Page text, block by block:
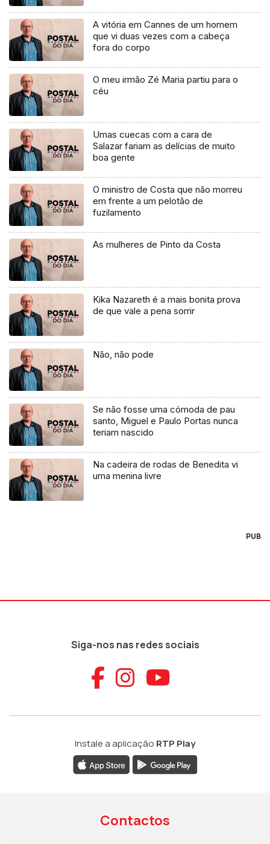
A vitória em Cannes de um homem
que vi duas vezes com a cabeça
fora do corpo
O meu irmão Zé Maria partiu para o
céu
Umas cuecas com a cara de
Salazar fariam as delícias de muito
boa gente
O ministro de Costa que não morreu
em frente a um pelotão de
fuzilamento
As mulheres de Pinto da Costa
Kika Nazareth é a mais bonita prova
de que vale a pena sorrir
Não, não pode
Se não fosse uma cómoda de pau
santo, Miguel e Paulo Portas nunca
teriam nascido
Na cadeira de rodas de Benedita vi
uma menina livre
PUB
Siga-nos nas redes sociais
Aceder ao
Aceder ao
Aceder
Instale a aplicação RTP Play
Contactos